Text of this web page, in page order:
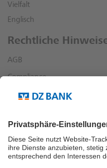
Vielfalt
Englisch
Rechtliche
AGB
Compliance
Datenschutz
Sonstige rechtliche Hinweise
Richtlinien und